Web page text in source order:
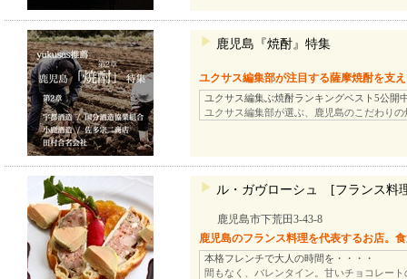
鹿児島『焼酎』特集
ユクサス編集部が注目する薩摩焼酎を支
ユクサス編集ぶ焼酎ランキングベスト5公開
ユクサス編集部が選ぶ、鹿児島のこだわり
ル・ガヴローシュ [フランス料
鹿児島市下荒田3-43-8
鹿児島のフランス料理を代表するお店。
本格フレンチで大人の時間を・・・・
間もなく、バレンタイン。甘いチョコレー